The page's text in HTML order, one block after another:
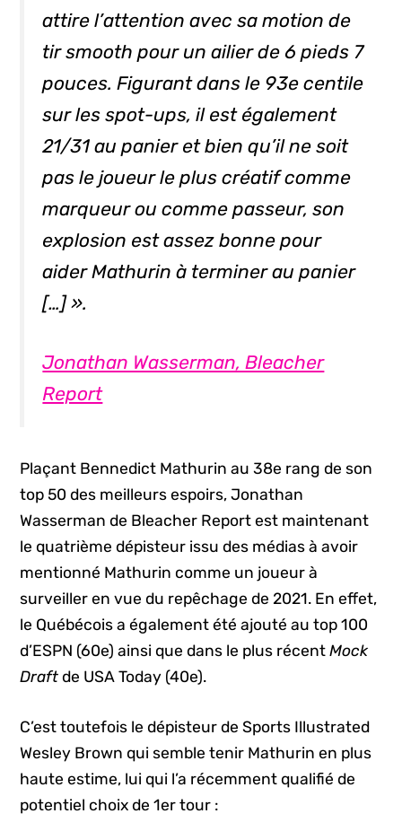
attire l’attention avec sa motion de
tirsmoothpour un ailier de 6 pieds 7
pouces. Figurant dans le 93e centile
sur lesspot-ups, il est également
21/31 au panier et bien qu’il ne soit
pas le joueur le plus créatif comme
marqueur ou comme passeur, son
explosion est assez bonne pour
aider Mathurin à terminer au panier
[…] ».
Jonathan Wasserman, Bleacher
Report
Plaçant Bennedict Mathurin au 38e rang de son
top 50 des meilleurs espoirs, Jonathan
Wasserman de Bleacher Report est maintenant
le quatrième dépisteur issu des médias à avoir
mentionné Mathurin comme un joueur à
surveiller en vue du repêchage de 2021. En effet,
le Québécois a également été ajouté au top 100
d’ESPN (60e) ainsi que dans le plus récentMock
Draftde USA Today (40e).
C’est toutefois le dépisteur de Sports Illustrated
Wesley Brown qui semble tenir Mathurin en plus
haute estime, lui qui l’a récemment qualifié de
potentiel choix de 1er tour :